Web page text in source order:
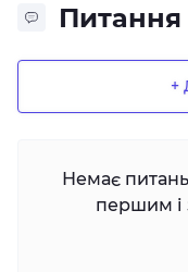
Питання
+
Немає
першим і